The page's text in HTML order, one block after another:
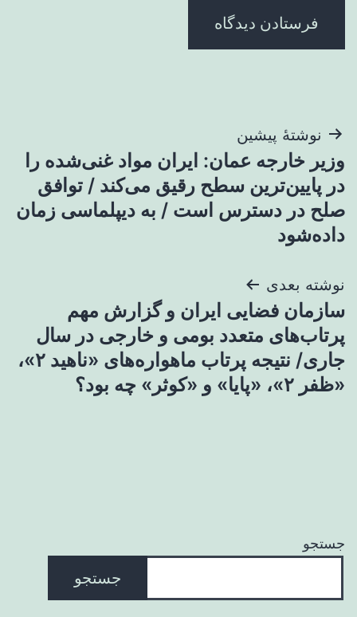
راهبری
نوشته
نوشتهٔ پیشین
وزیر خارجه عمان: ایران مواد غنی‌شده را
در پایین‌ترین سطح رقیق می‌کند / توافق
صلح در دسترس است / به دیپلماسی زمان
داده‌شود
نوشته بعدی
سازمان فضایی ایران و گزارش مهم
پرتاب‌های متعدد بومی و خارجی در سال
جاری/ نتیجه پرتاب ماهواره‌های «ناهید ۲»،
«ظفر ۲»، «پایا» و «کوثر» چه بود؟
جستجو
جستجو